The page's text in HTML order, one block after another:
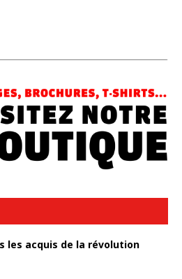
les acquis de la révolution